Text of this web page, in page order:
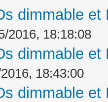
dimmable
2016, 18:18:08
dimmable
18:43:00
dimmable